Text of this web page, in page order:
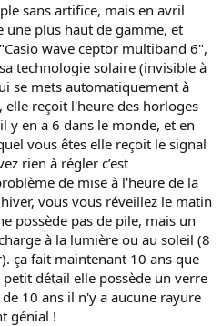
sans artifice, mais en avril
une plus haut de gamme, et
wave ceptor multiband 6",
technologie solaire (invisible à
se mets automatiquement à
reçoit l'heure des horloges
y en a 6 dans le monde, et en
vous êtes elle reçoit le signal
rien à régler c’est
de mise à l'heure de la
vous vous réveillez le matin
possède pas de pile, mais un
à la lumière ou au soleil (8
ça fait maintenant 10 ans que
détail elle possède un verre
10 ans il n'y a aucune rayure
génial !